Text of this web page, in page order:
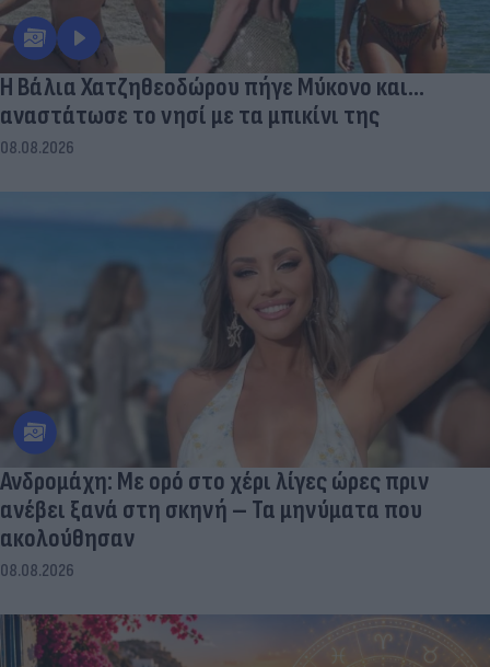
Η Βάλια Χατζηθεοδώρου πήγε Μύκονο και...
αναστάτωσε το νησί με τα μπικίνι της
08.08.2026
Ανδρομάχη: Με ορό στο χέρι λίγες ώρες πριν
ανέβει ξανά στη σκηνή – Τα μηνύματα που
ακολούθησαν
08.08.2026